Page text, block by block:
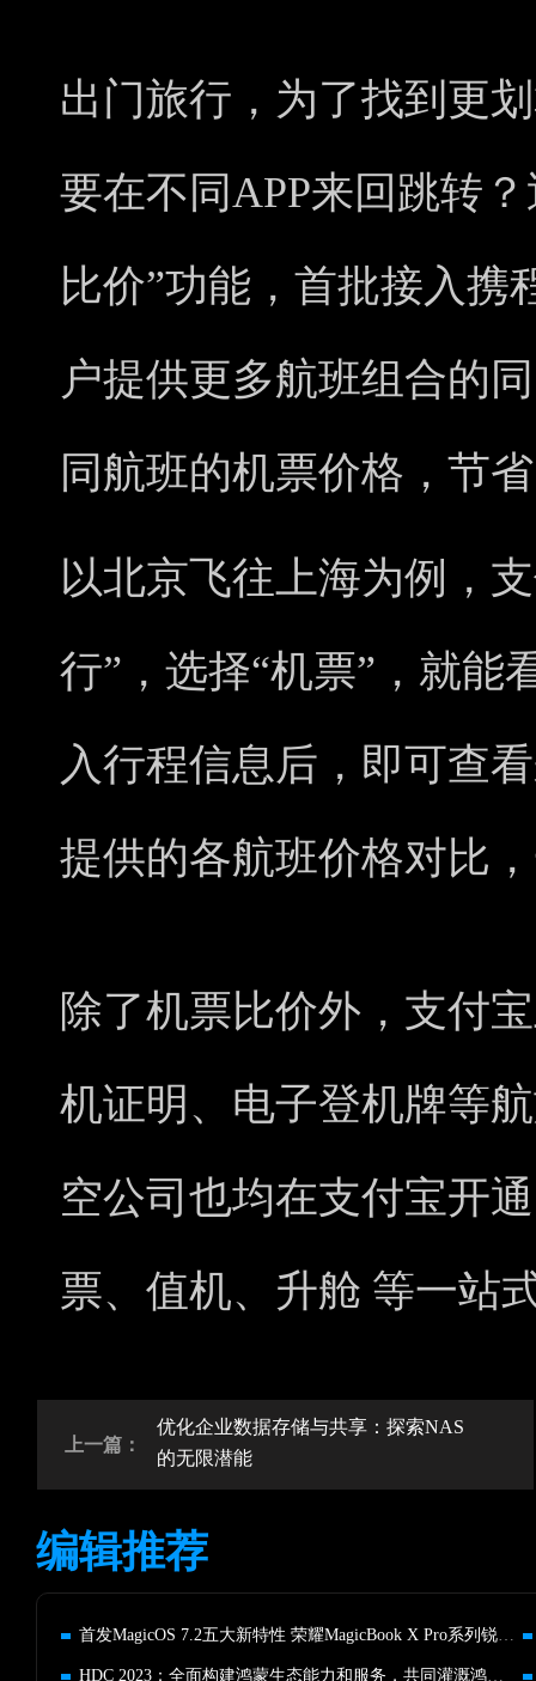
出门旅行，为了找到更
要在不同APP来回跳转
比价”功能，首批接入携
户提供更多航班组合的
同航班的机票价格，节
以北京飞往上海为例，
行”，选择“机票”，就能
入行程信息后，即可查
提供的各航班价格对比
除了机票比价外，支付
机证明、电子登机牌等
空公司也均在支付宝开
票、值机、升舱 等一站
上一篇：
优化企业数据存储与共享：探索NAS
的无限潜能
编辑推荐
首发MagicOS 7.2五大新特性 荣耀MagicBook X Pro系列锐龙版发布
HDC 2023：全面构建鸿蒙生态能力和服务，共同灌溉鸿蒙生态沃土